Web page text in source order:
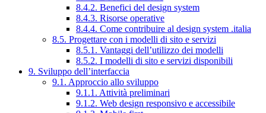
8.4.2. Benefici del design system
8.4.3. Risorse operative
8.4.4. Come contribuire al design system .italia
8.5. Progettare con i modelli di sito e servizi
8.5.1. Vantaggi dell’utilizzo dei modelli
8.5.2. I modelli di sito e servizi disponibili
9. Sviluppo dell’interfaccia
9.1. Approccio allo sviluppo
9.1.1. Attività preliminari
9.1.2. Web design responsivo e accessibile